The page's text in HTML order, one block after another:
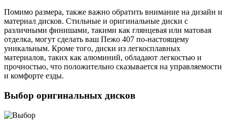
Помимо размера, также важно обратить внимание на дизайн и
материал дисков. Стильные и оригинальные диски с
различными финишами, такими как глянцевая или матовая
отделка, могут сделать ваш Пежо 407 по-настоящему
уникальным. Кроме того, диски из легкосплавных
материалов, таких как алюминий, обладают легкостью и
прочностью, что положительно сказывается на управляемости
и комфорте езды.
Выбор оригинальных дисков